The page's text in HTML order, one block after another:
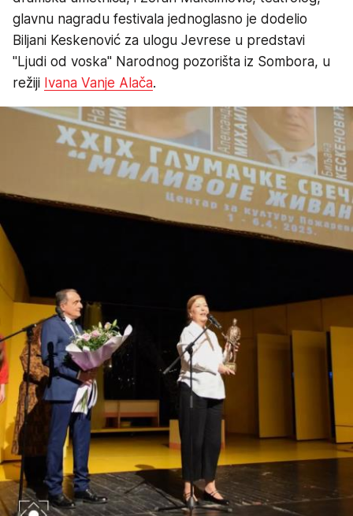
glavnu nagradu festivala jednoglasno je dodelio
Biljani Keskenović za ulogu Jevrese u predstavi
"Ljudi od voska" Narodnog pozorišta iz Sombora, u
režiji Ivana Vanje Alača.